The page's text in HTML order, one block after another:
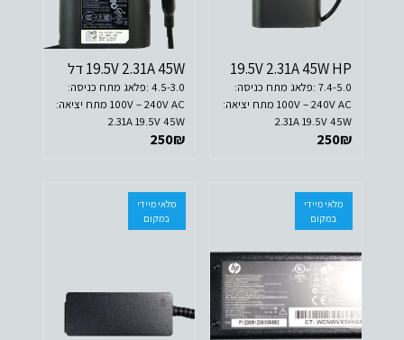
19.5V 2.31A 45W HP
7.4-5.0 :פלאג מתח כניסה:
100V – 240V AC מתח יציאה:
2.31A 19.5V 45W
250₪
19.5V 2.31A 45W דל
4.5-3.0 :פלאג מתח כניסה:
100V – 240V AC מתח יציאה:
2.31A 19.5V 45W
250₪
מלאי מיידי
במקום
מלאי מיידי
במקום